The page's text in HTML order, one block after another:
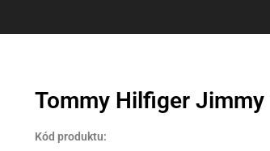
Tommy Hilfiger
Kód produktu: